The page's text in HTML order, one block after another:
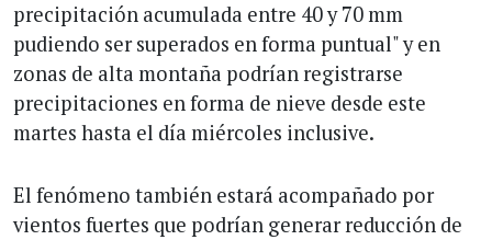
precipitación acumulada entre 40 y 70 mm
pudiendo ser superados en forma puntual" y en
zonas de alta montaña podrían registrarse
precipitaciones en forma de nieve desde este
martes hasta el día miércoles inclusive.
El fenómeno también estará acompañado por
vientos fuertes que podrían generar reducción de